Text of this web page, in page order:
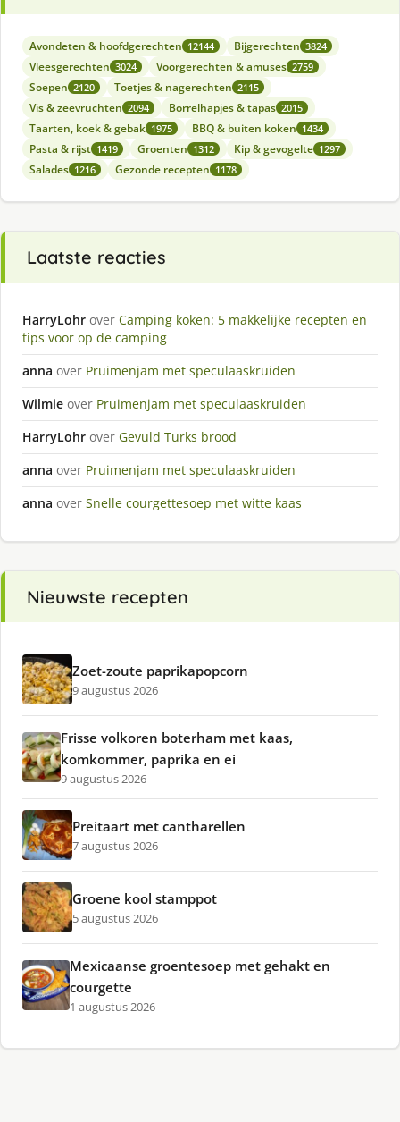
Avondeten & hoofdgerechten 12144 Bijgerechten 3824
Vleesgerechten 3024 Voorgerechten & amuses 2759
Soepen 2120 Toetjes & nagerechten 2115
Vis & zeevruchten 2094 Borrelhapjes & tapas 2015
Taarten, koek & gebak 1975 BBQ & buiten koken 1434
Pasta & rijst 1419 Groenten 1312 Kip & gevogelte 1297
Salades 1216 Gezonde recepten 1178
Laatste reacties
HarryLohr over Camping koken: 5 makkelijke recepten en
tips voor op de camping
anna over Pruimenjam met speculaaskruiden
Wilmie over Pruimenjam met speculaaskruiden
HarryLohr over Gevuld Turks brood
anna over Pruimenjam met speculaaskruiden
anna over Snelle courgettesoep met witte kaas
Nieuwste recepten
Zoet-zoute paprikapopcorn
9 augustus 2026
Frisse volkoren boterham met kaas,
komkommer, paprika en ei
9 augustus 2026
Preitaart met cantharellen
7 augustus 2026
Groene kool stamppot
5 augustus 2026
Mexicaanse groentesoep met gehakt en
courgette
1 augustus 2026